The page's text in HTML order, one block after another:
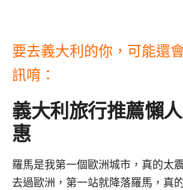
要去義大利的你，可能還
訊唷：
義大利旅行推薦懶
惠
羅馬是我第一個歐洲城市，真的太
去過歐洲，第一站就降落羅馬，真